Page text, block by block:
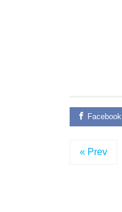
Facebook
« Prev